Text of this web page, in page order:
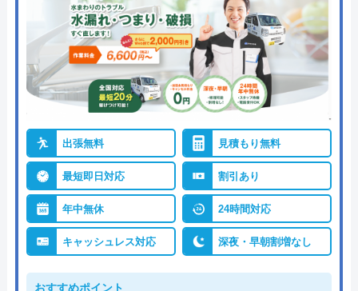
出張無料 見積もり無料
最短即日対応 割引あり
年中無休 24時間対応
キャッシュレス対応 深夜・早朝割増なし
おすすめポイント